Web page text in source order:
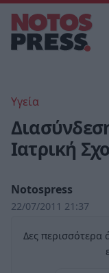
Υγεία
Ιατρική
Notospress
22/07/2011 21:37
Δες